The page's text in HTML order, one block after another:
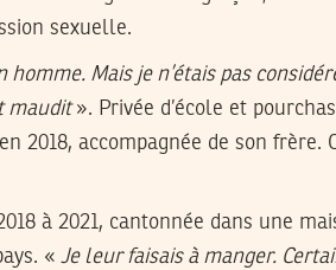
sexuelle.
homme. Mais je n’étais pas
maudit». Privée d’école et
2018, accompagnée de son frère.
à 2021, cantonnée dans une
« Je leur faisais à manger.